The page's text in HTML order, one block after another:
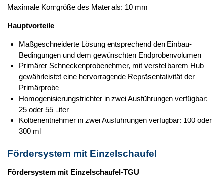
Maximale Korngröße des Materials: 10 mm
Hauptvorteile
Maßgeschneiderte Lösung entsprechend den Einbau-
Bedingungen und dem gewünschten Endprobenvolumen
Primärer Schneckenprobenehmer, mit verstellbarem Hub
gewährleistet eine hervorragende Repräsentativität der
Primärprobe
Homogenisierungstrichter in zwei Ausführungen verfügbar:
25 oder 55 Liter
Kolbenentnehmer in zwei Ausführungen verfügbar: 100 oder
300 ml
Fördersystem mit Einzelschaufel
Fördersystem mit Einzelschaufel-TGU